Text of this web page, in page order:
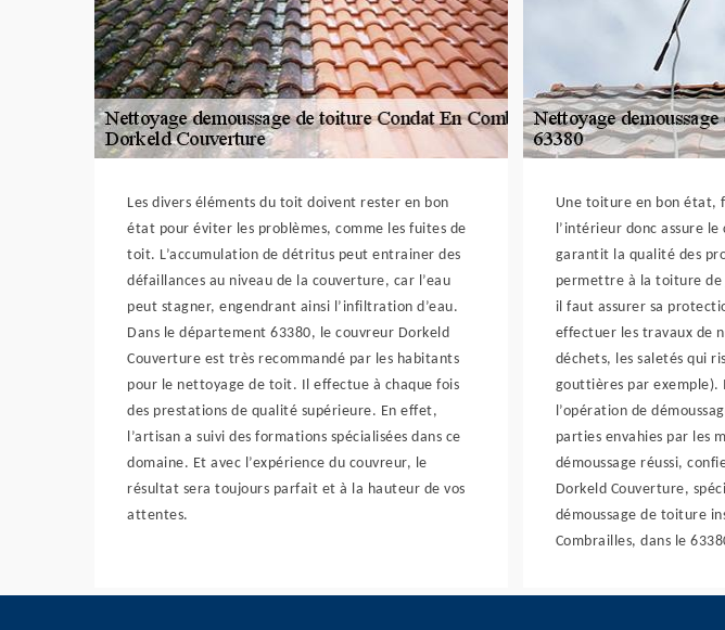
Les divers éléments du toit doivent rester en bon
état pour éviter les problèmes, comme les fuites de
toit. L’accumulation de détritus peut entrainer des
défaillances au niveau de la couverture, car l’eau
peut stagner, engendrant ainsi l’infiltration d’eau.
Dans le département 63380, le couvreur Dorkeld
Couverture est très recommandé par les habitants
pour le nettoyage de toit. Il effectue à chaque fois
des prestations de qualité supérieure. En effet,
l’artisan a suivi des formations spécialisées dans ce
domaine. Et avec l’expérience du couvreur, le
résultat sera toujours parfait et à la hauteur de vos
attentes.
Une toiture en bon état,
l’intérieur donc assure
garantit la qualité des
permettre à la toiture
il faut assurer sa
effectuer les travaux de
déchets, les saletés qui
gouttières par
l’opération de
parties envahies par les
démoussage réussi,
Dorkeld Couverture,
démoussage de toiture
Combrailles, dans le